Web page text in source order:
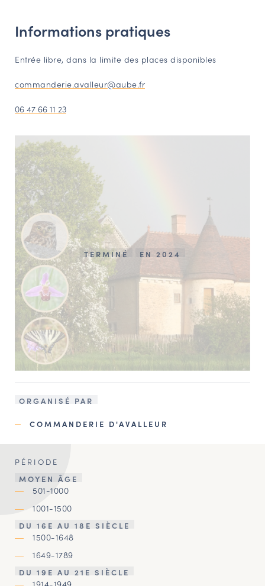
Informations pratiques
Entrée libre, dans la limite des places disponibles
commanderie.avalleur@aube.fr
06 47 66 11 23
TERMINÉ EN 2024
ORGANISÉ PAR
COMMANDERIE D'AVALLEUR
PÉRIODE
MOYEN ÂGE
501-1000
1001-1500
DU 16E AU 18E SIÈCLE
1500-1648
1649-1789
DU 19E AU 21E SIÈCLE
1914-1949